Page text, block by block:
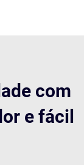
com
e fácil